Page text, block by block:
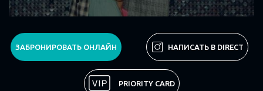
Поделиться
ЗАБРОНИРОВАТЬ ОНЛАЙН НАПИСАТЬ В DIRECT
PRIORITY CARD